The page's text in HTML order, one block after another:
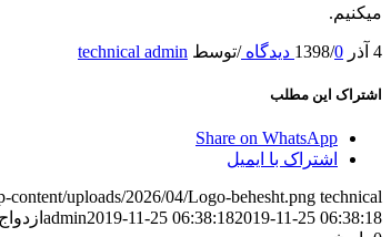
میکنیم.
4 آذر 1398 /0 دیدگاه /توسط technical admin
اشتراک این مطلب
Share on WhatsApp
اشتراک با ایمیل
content/uploads/2026/04/Logo-behesht.png technical
admin2019-11-25 06:38:182019-11-25 06:38:18